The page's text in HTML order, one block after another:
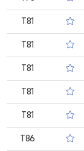
T81
T81
T81
T81
T81
T86